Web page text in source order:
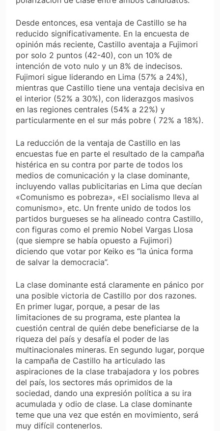
Desde entonces, esa ventaja de Castillo se ha
reducido significativamente. En la encuesta de
opinión más reciente, Castillo aventaja a Fujimori
por solo 2 puntos (42-40), con un 10% de
intención de voto nulo y un 8% de indecisos.
Fujimori sigue liderando en Lima (57% a 24%),
mientras que Castillo tiene una ventaja decisiva en
el interior (52% a 30%), con liderazgos masivos
en las regiones centrales (54% a 22%) y
particularmente en el sur más pobre ( 72% a 18%).
La reducción de la ventaja de Castillo en las
encuestas fue en parte el resultado de la campaña
histérica en su contra por parte de todos los
medios de comunicación y la clase dominante,
incluyendo vallas publicitarias en Lima que decían
«Comunismo es pobreza», «El socialismo lleva al
comunismo», etc. Un frente unido de todos los
partidos burgueses se ha alineado contra Castillo,
con figuras como el premio Nobel Vargas Llosa
(que siempre se había opuesto a Fujimori)
diciendo que votar por Keiko es “la única forma
de salvar la democracia”.
La clase dominante está claramente en pánico por
una posible victoria de Castillo por dos razones.
En primer lugar, porque, a pesar de las
limitaciones de su programa, este plantea la
cuestión central de quién debe beneficiarse de la
riqueza del país y desafía el poder de las
multinacionales mineras. En segundo lugar, porque
la campaña de Castillo ha articulado las
aspiraciones de la clase trabajadora y los pobres
del país, los sectores más oprimidos de la
sociedad, dando una expresión política a su ira
acumulada y odio de clase. La clase dominante
teme que una vez que estén en movimiento, será
muy difícil contenerlos.